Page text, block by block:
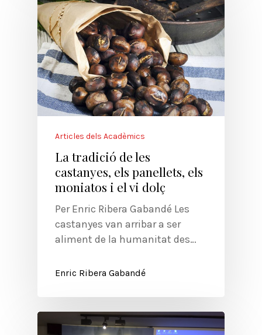
Articles dels Acadèmics
La tradició de les
castanyes, els panellets, els
moniatos i el vi dolç
Per Enric Ribera Gabandé Les
castanyes van arribar a ser
aliment de la humanitat des…
Enric Ribera Gabandé